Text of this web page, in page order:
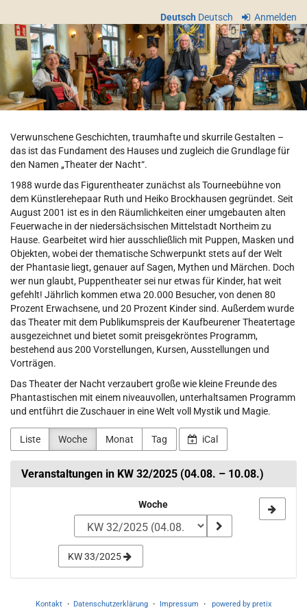
Haupt-
Inhalt
springen
Deutsch Deutsch Anmelden
Theater
der
Nacht
e.V.
Verwunschene Geschichten, traumhafte und skurrile Gestalten –
das ist das Fundament des Hauses und zugleich die Grundlage für
den Namen „Theater der Nacht“.
1988 wurde das Figurentheater zunächst als Tourneebühne von
dem Künstlerehepaar Ruth und Heiko Brockhausen gegründet. Seit
August 2001 ist es in den Räumlichkeiten einer umgebauten alten
Feuerwache in der niedersächsischen Mittelstadt Northeim zu
Hause. Gearbeitet wird hier ausschließlich mit Puppen, Masken und
Objekten, wobei der thematische Schwerpunkt stets auf der Welt
der Phantasie liegt, genauer auf Sagen, Mythen und Märchen. Doch
wer nun glaubt, Puppentheater sei nur etwas für Kinder, hat weit
gefehlt! Jährlich kommen etwa 20.000 Besucher, von denen 80
Prozent Erwachsene, und 20 Prozent Kinder sind. Außerdem wurde
das Theater mit dem Publikumspreis der Kaufbeurener Theatertage
ausgezeichnet und bietet somit preisgekröntes Programm,
bestehend aus 200 Vorstellungen, Kursen, Ausstellungen und
Vorträgen.
Das Theater der Nacht verzaubert große wie kleine Freunde des
Phantastischen mit einem niveauvollen, unterhaltsamen Programm
und entführt die Zuschauer in eine Welt voll Mystik und Magie.
Liste Woche Monat Tag iCal
Veranstaltungen in KW 32/2025 (04.08. – 10.08.)
zur
Anzeige
auswählen
Woche
KW 33/2025
Kontakt Datenschutzerklärung Impressum powered by pretix